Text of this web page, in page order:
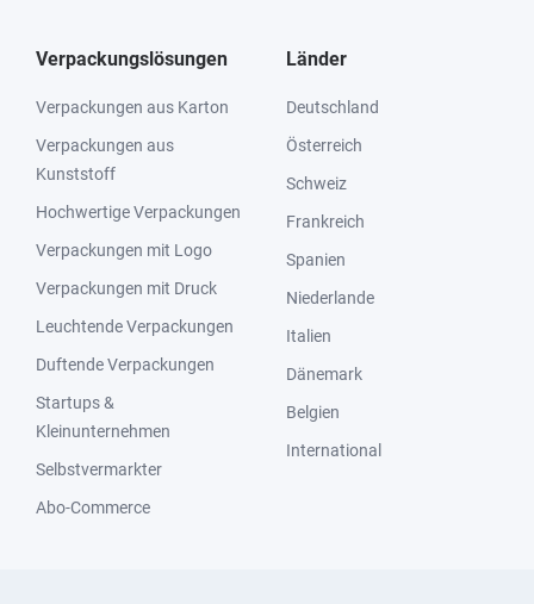
Verpackungslösungen
Verpackungen aus Karton
Verpackungen aus
Kunststoff
Hochwertige Verpackungen
Verpackungen mit Logo
Verpackungen mit Druck
Leuchtende Verpackungen
Duftende Verpackungen
Startups &
Kleinunternehmen
Selbstvermarkter
Abo-Commerce
Länder
Deutschland
Österreich
Schweiz
Frankreich
Spanien
Niederlande
Italien
Dänemark
Belgien
International